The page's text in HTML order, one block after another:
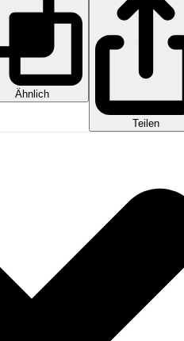
Ähnlich
Teilen